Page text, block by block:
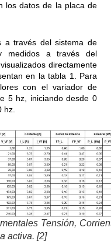
los datos de la placa de
a través del sistema de
medidos a través del
directamente
en la tabla 1. Para
con el variador de
5 hz, iniciando desde 0
hz.
Tensión,
activa. [2]